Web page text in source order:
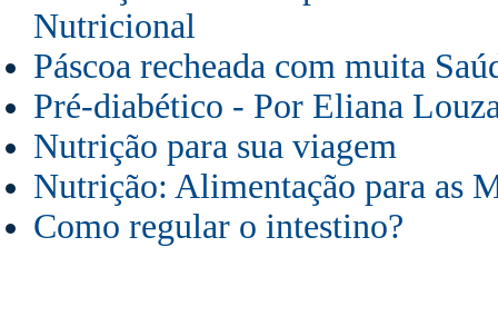
Nutricional
Páscoa recheada com muita
Pré-diabético - Por Eliana
Nutrição para sua viagem
Nutrição: Alimentação para as
Como regular o intestino?